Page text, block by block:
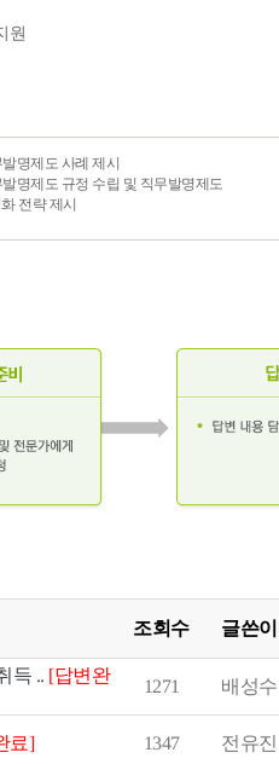
원
명제도 사례 제시
명제도 규정 수립 및 직무발명제도
전략 제시
조회수 글쓴이
득 .. [답변완
1271 배성수
료] 1347 전유진